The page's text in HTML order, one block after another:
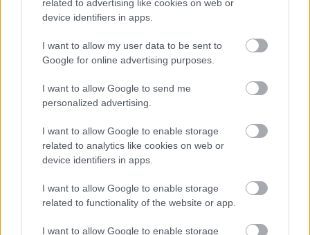
related to advertising like cookies on web or
device identifiers in apps.
I want to allow my user data to be sent to
Google for online advertising purposes.
I want to allow Google to send me
personalized advertising.
I want to allow Google to enable storage
related to analytics like cookies on web or
device identifiers in apps.
I want to allow Google to enable storage
related to functionality of the website or app.
I want to allow Google to enable storage
ochabnuté izbové
možno prekvapí
kvitnutia?
CHALUPA